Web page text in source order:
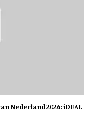
Nederland 2026: iDEAL